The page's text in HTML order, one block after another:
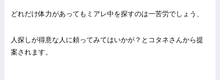
どれだけ体力があってもミアレ中を探すのは一苦労でしょう、
人探しが得意な人に頼ってみてはいかが？とコタネさんから提
案されます。